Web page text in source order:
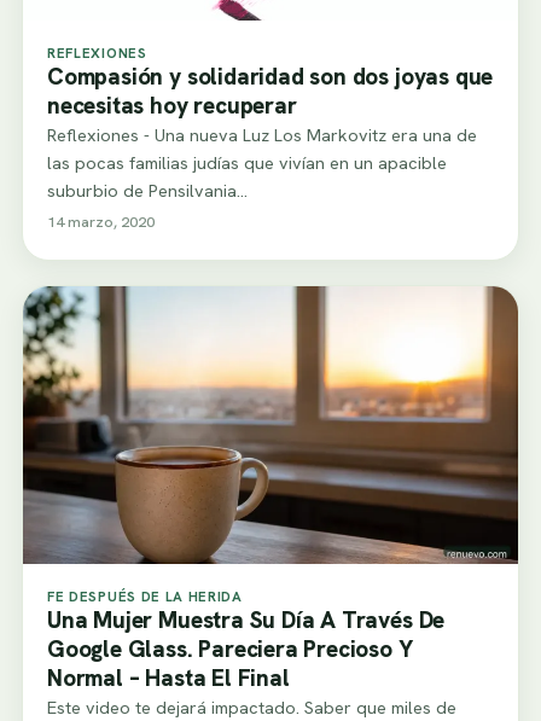
REFLEXIONES
Compasión y solidaridad son dos joyas que
necesitas hoy recuperar
Reflexiones - Una nueva Luz Los Markovitz era una de
las pocas familias judías que vivían en un apacible
suburbio de Pensilvania…
14 marzo, 2020
FE DESPUÉS DE LA HERIDA
Una Mujer Muestra Su Día A Través De
Google Glass. Pareciera Precioso Y
Normal – Hasta El Final
Este video te dejará impactado. Saber que miles de